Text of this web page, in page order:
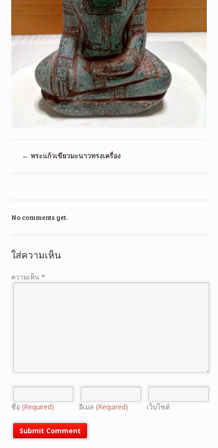
← พระแก้วเขียวมะนาวทรงเครื่อง
No comments yet.
ใส่ความเห็น
ความเห็น *
ชื่อ (Required) อีเมล (Required) เว็บไซต์